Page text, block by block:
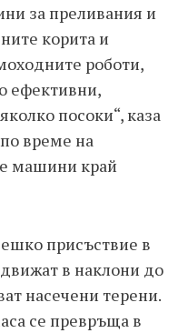
за преливания и
корита и
роботи,
ефективни,
посоки“, каза
време на
машини край
присъствие в
в наклони до
насечени терени.
се превръща в